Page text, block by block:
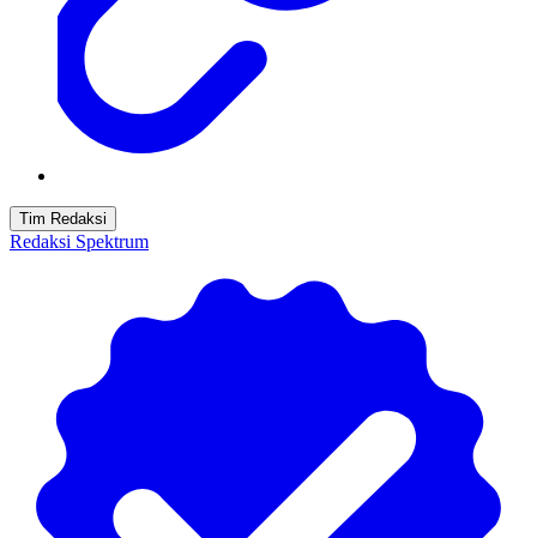
Tim Redaksi
Redaksi Spektrum